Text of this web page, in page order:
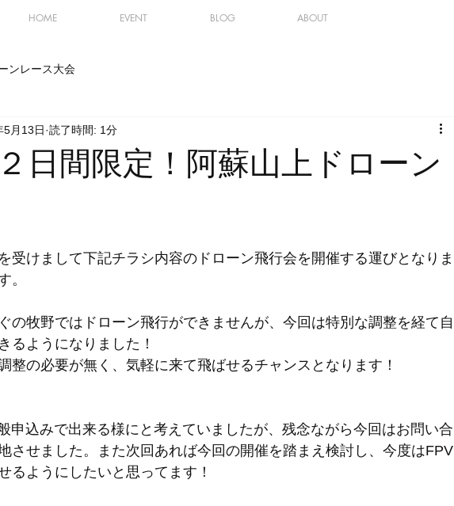
HOME EVENT BLOG ABOUT
ンレース大会
日間限定！阿蘇山上ドローン
5月13日 読了時間: 1分
受けまして下記チラシ内容のドローン飛行会を開催する運びとなりま
。
の牧野ではドローン飛行ができませんが、今回は特別な調整を経て自
るようになりました！
整の必要が無く、気軽に来て飛ばせるチャンスとなります！
申込みで出来る様にと考えていましたが、残念ながら今回はお問い合
させました。また次回あれば今回の開催を踏まえ検討し、今度はFPV
るようにしたいと思ってます！